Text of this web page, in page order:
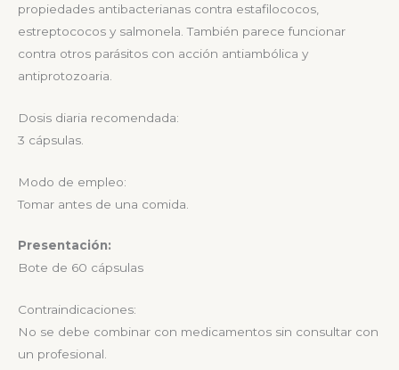
propiedades antibacterianas contra estafilococos,
estreptococos y salmonela. También parece funcionar
contra otros parásitos con acción antiambólica y
antiprotozoaria.
Dosis diaria recomendada:
3 cápsulas.
Modo de empleo:
Tomar antes de una comida.
Presentación:
Bote de 60 cápsulas
Contraindicaciones:
No se debe combinar con medicamentos sin consultar con
un profesional.